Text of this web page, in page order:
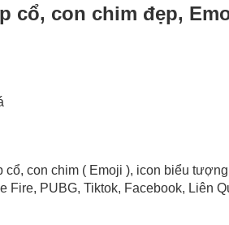
cổ, con chim đẹp,
cổ, con chim ( Emoji ), icon biểu
Fire, PUBG, Tiktok, Facebook, Liên